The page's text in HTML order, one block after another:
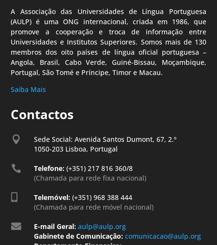
A Associação das Universidades de Língua Portuguesa
(AULP) é uma ONG internacional, criada em 1986, que
promove a cooperação e troca de informação entre
Universidades e Institutos Superiores. Somos mais de 130
membros dos oito países de língua oficial portuguesa –
Angola, Brasil, Cabo Verde, Guiné-Bissau, Moçambique,
Portugal, São Tomé e Príncipe, Timor e Macau.
Saiba Mais
Contactos

Sede Social: Avenida Santos Dumont, 67, 2.º
1050-203 Lisboa, Portugal
 Telefone: (+351) 217 816 360/8
(Chamada para rede fixa nacional)
 Telemóvel: (+351) 968 388 444
(Chamada para rede móvel nacional)
 E-mail Geral: aulp@aulp.org
Gabinete de Comunicação: comunicacao@aulp.org